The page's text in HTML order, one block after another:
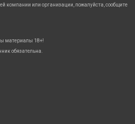
компании или организации, пожалуйста, сообщите
материалы 18+!
обязательна.